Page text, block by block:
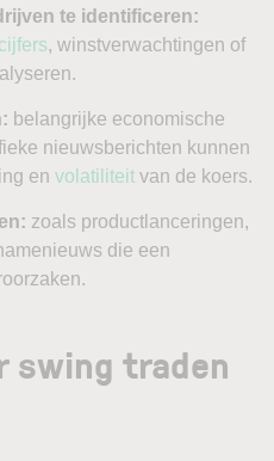
te identificeren:
, winstverwachtingen of
belangrijke economische
nieuwsberichten kunnen
en volatiliteit van de koers.
zoals productlanceringen,
die een
swing traden